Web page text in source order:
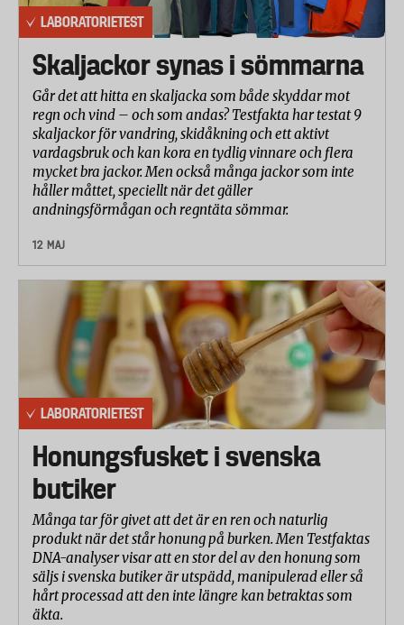
grader och efter 30 minuter mättes temperaturen på
handtag och sidohandtag.
LABORATORIETEST
Skaljackor synas i sömmarna
Går det att hitta en skaljacka som både skyddar mot
regn och vind – och som andas? Testfakta har testat 9
skaljackor för vandring, skidåkning och ett aktivt
vardagsbruk och kan kora en tydlig vinnare och flera
mycket bra jackor. Men också många jackor som inte
håller måttet, speciellt när det gäller
andningsförmågan och regntäta sömmar.
12 MAJ
LABORATORIETEST
Honungsfusket i svenska
butiker
Många tar för givet att det är en ren och naturlig
produkt när det står honung på burken. Men Testfaktas
DNA-analyser visar att en stor del av den honung som
säljs i svenska butiker är utspädd, manipulerad eller så
hårt processad att den inte längre kan betraktas som
äkta.